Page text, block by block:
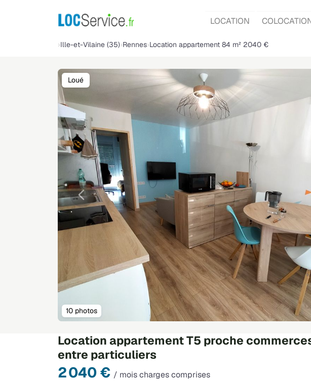
LOCATION
Ille-et-Vilaine (35) Rennes Location appartement 84 m² 2040 €
Location appartement T5 proche
entre particuliers
2 040 € / mois charges comprises
Précédente
10 photos
Loué